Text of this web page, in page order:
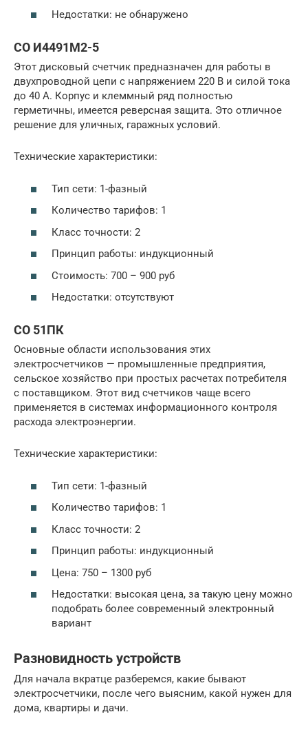
Недостатки: не обнаружено
СО И4491М2-5
Этот дисковый счетчик предназначен для работы в
двухпроводной цепи с напряжением 220 В и силой тока
до 40 А. Корпус и клеммный ряд полностью
герметичны, имеется реверсная защита. Это отличное
решение для уличных, гаражных условий.
Технические характеристики:
Тип сети: 1-фазный
Количество тарифов: 1
Класс точности: 2
Принцип работы: индукционный
Стоимость: 700 – 900 руб
Недостатки: отсутствуют
СО 51ПК
Основные области использования этих
электросчетчиков — промышленные предприятия,
сельское хозяйство при простых расчетах потребителя
с поставщиком. Этот вид счетчиков чаще всего
применяется в системах информационного контроля
расхода электроэнергии.
Технические характеристики:
Тип сети: 1-фазный
Количество тарифов: 1
Класс точности: 2
Принцип работы: индукционный
Цена: 750 – 1300 руб
Недостатки: высокая цена, за такую цену можно
подобрать более современный электронный
вариант
Разновидность устройств
Для начала вкратце разберемся, какие бывают
электросчетчики, после чего выясним, какой нужен для
дома, квартиры и дачи.